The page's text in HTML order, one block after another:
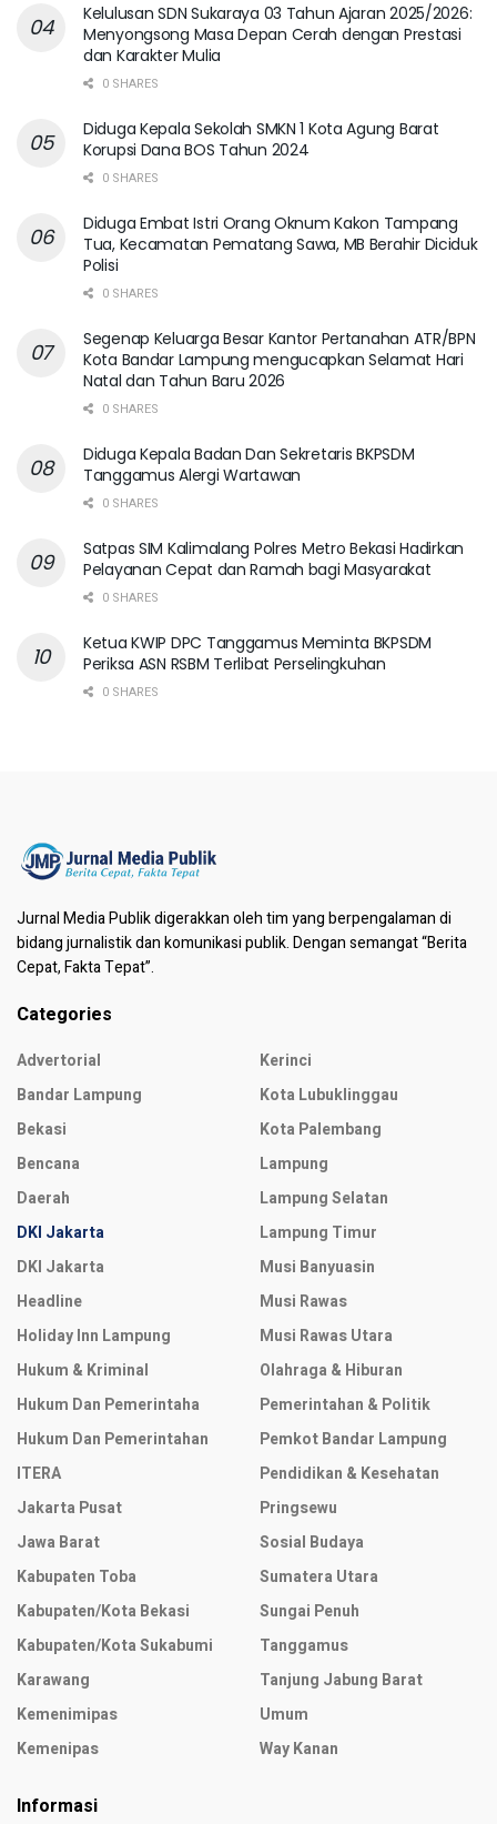
Kelulusan SDN Sukaraya 03 Tahun Ajaran 2025/2026:
Menyongsong Masa Depan Cerah dengan Prestasi
dan Karakter Mulia
0 SHARES
Diduga Kepala Sekolah SMKN 1 Kota Agung Barat
Korupsi Dana BOS Tahun 2024
0 SHARES
Diduga Embat Istri Orang Oknum Kakon Tampang
Tua, Kecamatan Pematang Sawa, MB Berahir Diciduk
Polisi
0 SHARES
Segenap Keluarga Besar Kantor Pertanahan ATR/BPN
Kota Bandar Lampung mengucapkan Selamat Hari
Natal dan Tahun Baru 2026
0 SHARES
Diduga Kepala Badan Dan Sekretaris BKPSDM
Tanggamus Alergi Wartawan
0 SHARES
Satpas SIM Kalimalang Polres Metro Bekasi Hadirkan
Pelayanan Cepat dan Ramah bagi Masyarakat
0 SHARES
Ketua KWIP DPC Tanggamus Meminta BKPSDM
Periksa ASN RSBM Terlibat Perselingkuhan
0 SHARES
Jurnal Media Publik digerakkan oleh tim yang berpengalaman di
bidang jurnalistik dan komunikasi publik. Dengan semangat “Berita
Cepat, Fakta Tepat”.
Categories
Advertorial
Bandar Lampung
Bekasi
Bencana
Daerah
DKI Jakarta
DKI Jakarta
Headline
Holiday Inn Lampung
Hukum & Kriminal
Hukum Dan Pemerintaha
Hukum Dan Pemerintahan
ITERA
Jakarta Pusat
Jawa Barat
Kabupaten Toba
Kabupaten/Kota Bekasi
Kabupaten/Kota Sukabumi
Karawang
Kemenimipas
Kemenipas
Kerinci
Kota Lubuklinggau
Kota Palembang
Lampung
Lampung Selatan
Lampung Timur
Musi Banyuasin
Musi Rawas
Musi Rawas Utara
Olahraga & Hiburan
Pemerintahan & Politik
Pemkot Bandar Lampung
Pendidikan & Kesehatan
Pringsewu
Sosial Budaya
Sumatera Utara
Sungai Penuh
Tanggamus
Tanjung Jabung Barat
Umum
Way Kanan
Informasi